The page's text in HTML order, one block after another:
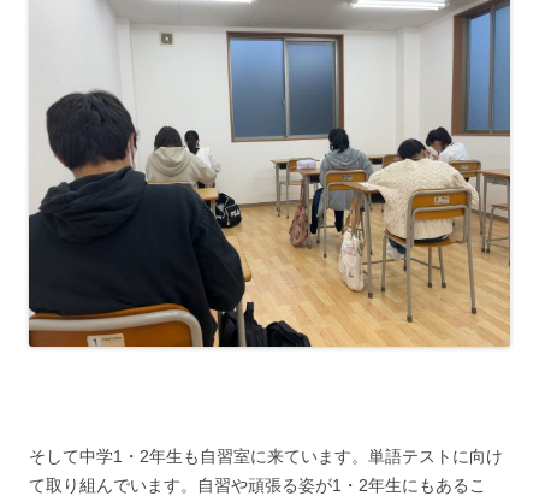
そして中学1・2年生も自習室に来ています。単語テストに向け
て取り組んでいます。自習や頑張る姿が1・2年生にもあるこ